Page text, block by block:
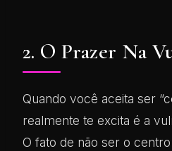
2. O Prazer Na
Quando você aceita ser
realmente te excita é a
O fato de não ser o